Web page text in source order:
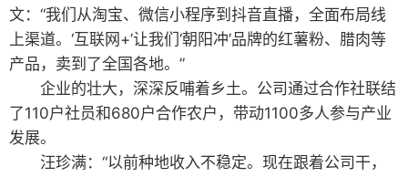
文：“我们从淘宝、微信小程序到抖音直播，全面布局线
上渠道。‘互联网+’让我们‘朝阳冲’品牌的红薯粉、腊肉等
产品，卖到了全国各地。”
企业的壮大，深深反哺着乡土。公司通过合作社联结
了110户社员和680户合作农户，带动1100多人参与产业
发展。
汪珍满：“以前种地收入不稳定。现在跟着公司干，